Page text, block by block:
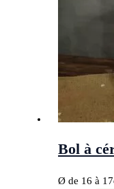
Bol à
Ø de 16 à